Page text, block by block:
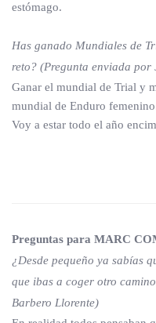
estómago.
Has ganado Mundiales de
reto? (Pregunta enviada
Ganar el mundial de Trial y
mundial de Enduro
Voy a estar todo el año
Preguntas para MARC
¿Desde pequeño ya sabías
que ibas a coger otro
Barbero Llorente)